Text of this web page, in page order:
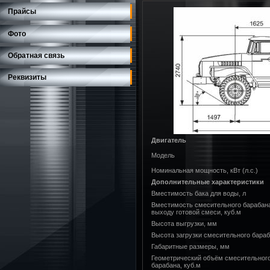
Прайсы
Фото
Обратная связь
Реквизиты
Двигатель
Модель
Номинальная мощность, кВт (л.с.)
Дополнительные характеристики
Вместимость бака для воды, л
Вместимость смесительного
выходу готовой смеси, куб.м
Высота выгрузки, мм
Высота загрузки смесительного
Габаритные размеры, мм
Геометрический объём
барабана, куб.м